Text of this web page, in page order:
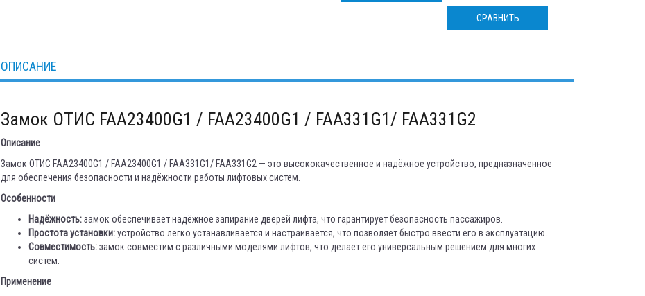
СРАВНИТЬ
ОПИСАНИЕ
Замок ОТИС FAA23400G1 / FAA23400G1 / FAA331G1/ FAA331G2
Описание
Замок ОТИС FAA23400G1 / FAA23400G1 / FAA331G1/ FAA331G2 — это высококачественное и надёжное устройство, предназначенное
для обеспечения безопасности и надёжности работы лифтовых систем.
Особенности
Надёжность:замок обеспечивает надёжное запирание дверей лифта, что гарантирует безопасность пассажиров.
Простота установки:устройство легко устанавливается и настраивается, что позволяет быстро ввести его в эксплуатацию.
Совместимость:замок совместим с различными моделями лифтов, что делает его универсальным решением для многих
систем.
Применение